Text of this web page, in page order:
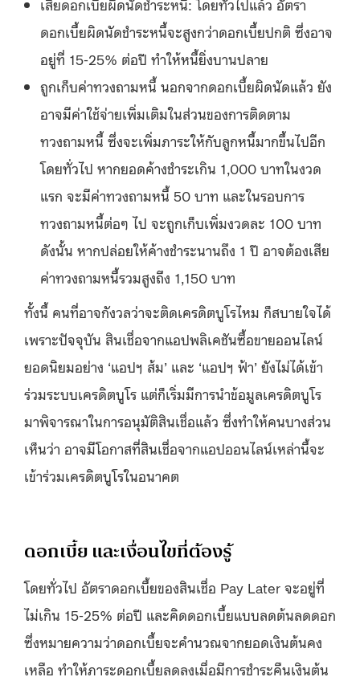
เสียดอกเบี้ยผิดนัดชำระหนี้: โดยทั่วไปแล้ว อัตรา
ดอกเบี้ยผิดนัดชำระหนี้จะสูงกว่าดอกเบี้ยปกติ ซึ่งอาจ
อยู่ที่ 15-25% ต่อปี ทำให้หนี้ยิ่งบานปลาย
ถูกเก็บค่าทวงถามหนี้ นอกจากดอกเบี้ยผิดนัดแล้ว ยัง
อาจมีค่าใช้จ่ายเพิ่มเติมในส่วนของการติดตาม
ทวงถามหนี้ ซึ่งจะเพิ่มภาระให้กับลูกหนี้มากขึ้นไปอีก
โดยทั่วไป หากยอดค้างชำระเกิน 1,000 บาทในงวด
แรก จะมีค่าทวงถามหนี้ 50 บาท และในรอบการ
ทวงถามหนี้ต่อๆ ไป จะถูกเก็บเพิ่มงวดละ 100 บาท
ดังนั้น หากปล่อยให้ค้างชำระนานถึง 1 ปี อาจต้องเสีย
ค่าทวงถามหนี้รวมสูงถึง 1,150 บาท
ทั้งนี้ คนที่อาจกังวลว่าจะติดเครดิตบูโรไหม ก็สบายใจได้
เพราะปัจจุบัน สินเชื่อจากแอปพลิเคชันซื้อขายออนไลน์
ยอดนิยมอย่าง ‘แอปฯ ส้ม’ และ ‘แอปฯ ฟ้า’ ยังไม่ได้เข้า
ร่วมระบบเครดิตบูโร แต่ก็เริ่มมีการนำข้อมูลเครดิตบูโร
มาพิจารณาในการอนุมัติสินเชื่อแล้ว ซึ่งทำให้คนบางส่วน
เห็นว่า อาจมีโอกาสที่สินเชื่อจากแอปออนไลน์เหล่านี้จะ
เข้าร่วมเครดิตบูโรในอนาคต
ดอกเบี้ย และเงื่อนไขที่ต้องรู้
โดยทั่วไป อัตราดอกเบี้ยของสินเชื่อ Pay Later จะอยู่ที่
ไม่เกิน 15-25% ต่อปี และคิดดอกเบี้ยแบบลดต้นลดดอก
ซึ่งหมายความว่าดอกเบี้ยจะคำนวณจากยอดเงินต้นคง
เหลือ ทำให้ภาระดอกเบี้ยลดลงเมื่อมีการชำระคืนเงินต้น